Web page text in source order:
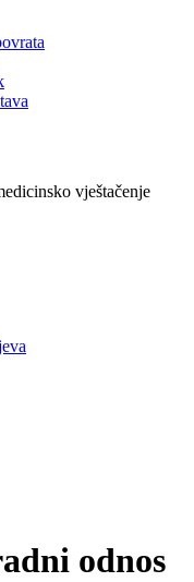
vještačenje
odnos